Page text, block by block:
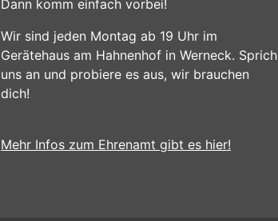
Dann komm einfach vorbei!
Wir sind jeden Montag ab 19 Uhr im
Gerätehaus am Hahnenhof in Werneck. Sprich
uns an und probiere es aus, wir brauchen
dich!
Mehr Infos zum Ehrenamt gibt es hier!